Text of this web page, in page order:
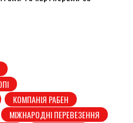
КОМПАНІЯ РАБЕН
МІЖНАРОДНІ ПЕРЕВЕЗЕННЯ